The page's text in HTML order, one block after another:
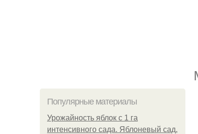
Популярные материалы
Урожайность яблок с 1 га
интенсивного сада. Яблоневый сад,